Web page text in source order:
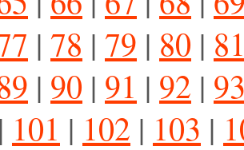
| 78 | 79 | 80 |
| 90 | 91 | 92 |
| 101 | 102 | 103 |